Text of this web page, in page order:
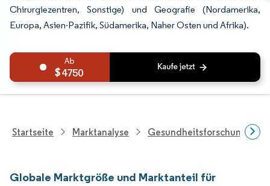
Chirurgiezentren, Sonstige) und Geografie (Nordamerika,
Europa, Asien-Pazifik, Südamerika, Naher Osten und Afrika).
4750
Startseite Marktanalyse Gesundheitsforschung
Globale Marktgröße und Marktanteil für